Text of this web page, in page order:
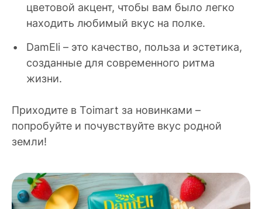
цветовой акцент, чтобы вам было легко
находить любимый вкус на полке.
DamEli – это качество, польза и эстетика,
созданные для современного ритма
жизни.
Приходите в Toimart за новинками –
попробуйте и почувствуйте вкус родной
земли!